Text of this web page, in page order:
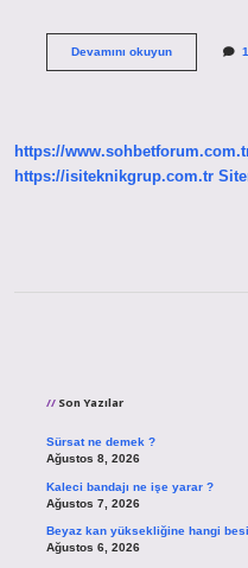
Devamını okuyunCmk
https://
https://isiteknikgrup.com.tr
Son Yazılar
Sürsat ne demek ?
Ağustos 8, 2026
Kaleci bandajı ne işe yarar ?
Ağustos 7, 2026
Beyaz kan yüksekliğine hangi
Ağustos 6, 2026